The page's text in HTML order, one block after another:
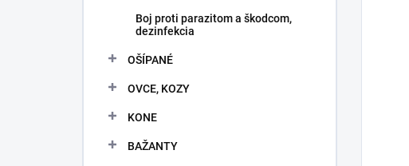
Boj proti parazitom a škodcom,
dezinfekcia
OŠÍPANÉ
OVCE, KOZY
KONE
BAŽANTY